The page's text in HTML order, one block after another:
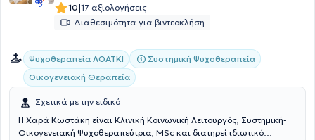
10|17 αξιολογήσεις
Διαθεσιμότητα για βιντεοκλήση
Ψυχοθεραπεία ΛΟΑΤΚΙ
Συστημική Ψυχοθεραπεία
Οικογενειακή Θεραπεία
Σχετικά με την ειδικό
Η Χαρά Κωστάκη είναι Κλινική Κοινωνική Λειτουργός, Συστημική-
Οικογενειακή Ψυχοθεραπεύτρια, MSc και διατηρεί ιδιωτικό